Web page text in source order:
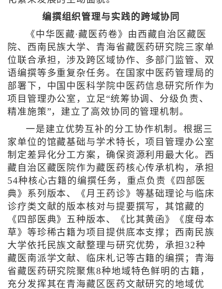
编撰组织管理与实践的跨域协同
《中华医藏·藏医药卷》由西藏自治区藏医
院、西南民族大学、青海省藏医药研究院三家单
位联合承担，涉及跨区域协作、多部门监管、双
语编撰等多重复杂任务。在国家中医药管理局的
部署下，中国中医科学院中医药信息研究所作为
项目管理办公室，立足“统筹协调、分级负责、
精准施策”，建立了高效协同的管理机制。
一是建立优势互补的分工协作机制。根据三
家单位的馆藏基础与学术特长，项目管理办公室
制定差异化分工方案，确保资源利用最大化。西
藏自治区藏医院作为藏医药核心传承机构，承担
54种核心古籍的编撰任务，重点负责《四部医
典》系列版本、《月王药诊》等基础理论与临床
诊疗类文献的版本核对与提要撰写，其馆藏的
《四部医典》五种版本、《比其黄函》《度母本
草》等珍稀古籍为项目提供底本支撑；西南民族
大学依托民族文献整理与研究优势，承担32种
藏医南派学文献、临床札记等古籍的编撰；青海
省藏医药研究院聚焦8种地域特色鲜明的古籍，
充分发挥其在青海藏区医药文献研究的地域优